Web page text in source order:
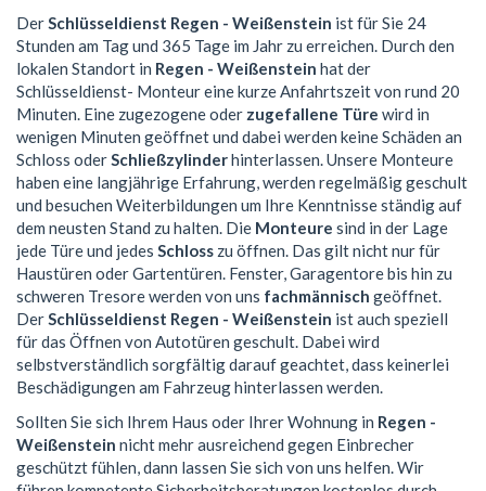
DerSchlüsseldienst Regen - Weißenstein ist für Sie 24
Stunden am Tag und 365 Tage im Jahr zu erreichen. Durch den
lokalen Standort in Regen - Weißenstein hat der
Schlüsseldienst- Monteur eine kurze Anfahrtszeit von rund 20
Minuten. Eine zugezogene oder zugefallene Türe wird in
wenigen Minuten geöffnet und dabei werden keine Schäden an
Schloss oderSchließzylinderhinterlassen. Unsere Monteure
haben eine langjährige Erfahrung, werden regelmäßig geschult
und besuchen Weiterbildungen um Ihre Kenntnisse ständig auf
dem neusten Stand zu halten. Die Monteure sind in der Lage
jede Türe und jedes Schloss zu öffnen. Das gilt nicht nur für
Haustüren oder Gartentüren. Fenster, Garagentore bis hin zu
schweren Tresore werden von uns fachmännisch geöffnet.
DerSchlüsseldienst Regen - Weißenstein ist auch speziell
für das Öffnen von Autotüren geschult. Dabei wird
selbstverständlich sorgfältig darauf geachtet, dass keinerlei
Beschädigungen am Fahrzeug hinterlassen werden.
Sollten Sie sich Ihrem Haus oder Ihrer Wohnung in Regen -
Weißenstein nicht mehr ausreichend gegen Einbrecher
geschützt fühlen, dann lassen Sie sich von uns helfen. Wir